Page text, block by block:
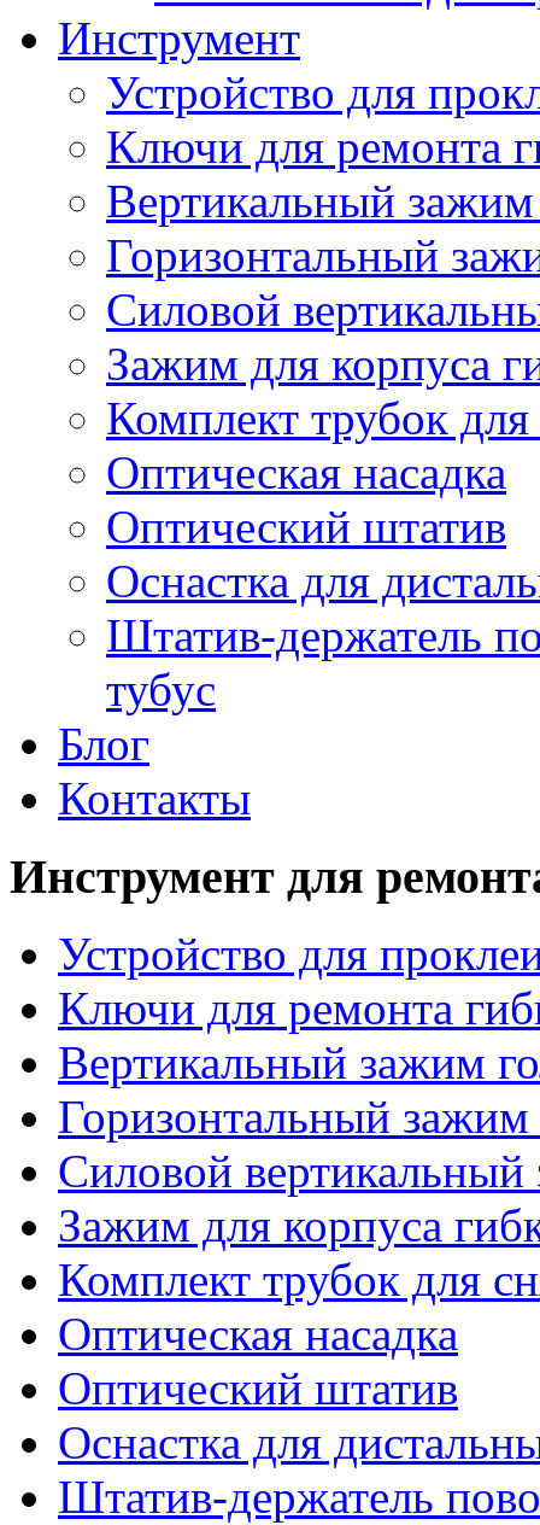
Инструмент
Устройство для
Ключи для ремонта
Вертикальный зажим
Горизонтальный
Силовой
Зажим для корпуса
Комплект трубок
Оптическая насадка
Оптический штатив
Оснастка для
Штатив-держатель
тубус
Блог
Контакты
Инструмент для
Устройство для
Ключи для ремонта
Вертикальный зажим
Горизонтальный зажим
Силовой
Зажим для корпуса
Комплект трубок для
Оптическая насадка
Оптический штатив
Оснастка для
Штатив-держатель